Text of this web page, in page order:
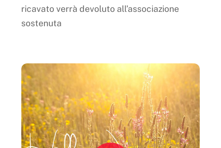
ricavato verrà devoluto all’associazione
sostenuta